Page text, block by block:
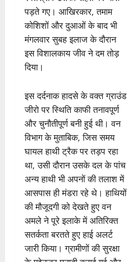
पड़ते गए। आखिरकार, तमाम
कोशिशों और दुआओं के बाद भी
मंगलवार सुबह इलाज के दौरान
इस विशालकाय जीव ने दम तोड़
दिया।
इस दर्दनाक हादसे के वक्त ग्राउंड
जीरो पर स्थिति काफी तनावपूर्ण
और चुनौतीपूर्ण बनी हुई थी। वन
विभाग के मुताबिक, जिस समय
घायल हाथी ट्रैक पर तड़प रहा
था, उसी दौरान उसके दल के पांच
अन्य हाथी भी अपनों की तलाश में
आसपास ही मंडरा रहे थे। हाथियों
की मौजूदगी को देखते हुए वन
अमले ने पूरे इलाके में अतिरिक्त
सतर्कता बरतते हुए हाई अलर्ट
जारी किया। ग्रामीणों की सुरक्षा